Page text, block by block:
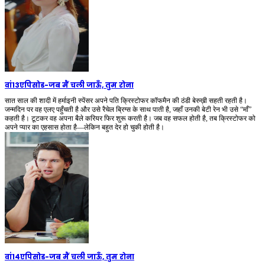
वां13एपिसोड-जब मैं चली जाऊँ, तुम रोना
सात साल की शादी में हर्माइनी स्पेंसर अपने पति क्रिस्टोफर कॉफमैन की ठंडी बेरुख़ी सहती रहती है।
जन्मदिन पर वह एलए पहुँचती है और उसे रैचेल ब्रिग्स के साथ पाती है, जहाँ उनकी बेटी रेन भी उसे “माँ”
कहती है। टूटकर वह अपना बैले करियर फिर शुरू करती है। जब वह सफल होती है, तब क्रिस्टोफर को
अपने प्यार का एहसास होता है—लेकिन बहुत देर हो चुकी होती है।
वां14एपिसोड-जब मैं चली जाऊँ, तुम रोना